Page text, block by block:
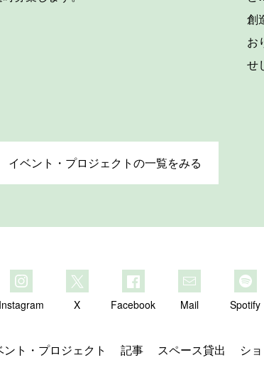
創
お
せ
イベント・プロジェクトの一覧をみる
Instagram X Facebook Mail Spotify
ント・プロジェクト 記事 スペース貸出 シ